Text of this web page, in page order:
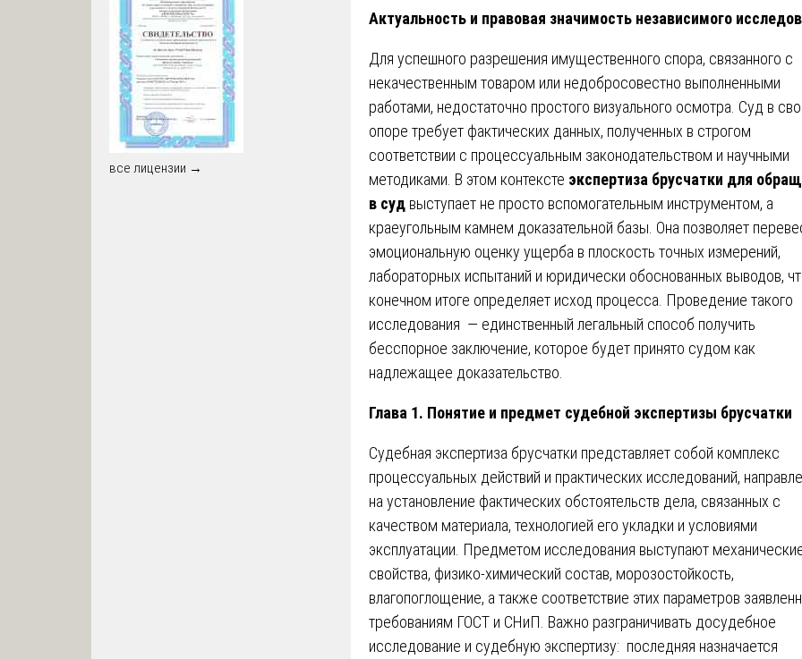
Актуальность и правовая значимость независимого
Для успешного разрешения имущественного спора, связанного с
некачественным товаром или недобросовестно выполненными
работами, недостаточно простого визуального осмотра. Суд в
опоре требует фактических данных, полученных в строгом
соответствии с процессуальным законодательством и научными
методиками. В этом контексте экспертиза брусчатки для
в суд выступает не просто вспомогательным инструментом, а
краеугольным камнем доказательной базы. Она позволяет
эмоциональную оценку ущерба в плоскость точных измерений,
лабораторных испытаний и юридически обоснованных выводов,
конечном итоге определяет исход процесса. Проведение такого
исследования — единственный легальный способ получить
бесспорное заключение, которое будет принято судом как
надлежащее доказательство.
Глава 1. Понятие и предмет судебной экспертизы брусчатки
Судебная экспертиза брусчатки представляет собой комплекс
процессуальных действий и практических исследований,
на установление фактических обстоятельств дела, связанных с
качеством материала, технологией его укладки и условиями
эксплуатации. Предметом исследования выступают
свойства, физико-химический состав, морозостойкость,
влагопоглощение, а также соответствие этих параметров
требованиям ГОСТ и СНиП. Важно разграничивать досудебное
исследование и судебную экспертизу: последняя назначается
все лицензии →